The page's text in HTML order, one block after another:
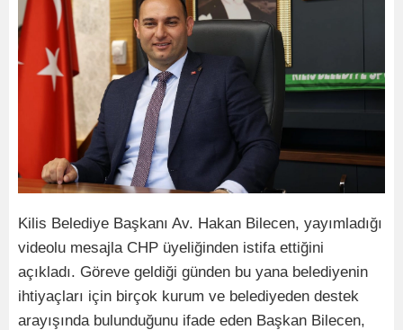
Kilis Belediye Başkanı Av. Hakan Bilecen, yayımladığı
videolu mesajla CHP üyeliğinden istifa ettiğini
açıkladı. Göreve geldiği günden bu yana belediyenin
ihtiyaçları için birçok kurum ve belediyeden destek
arayışında bulunduğunu ifade eden Başkan Bilecen,